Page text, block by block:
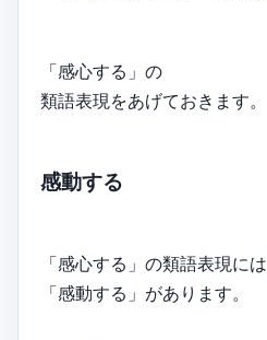
「感心する」の
類語表現をあげておきます。
感動する
「感心する」の類語表現には
「感動する」があります。